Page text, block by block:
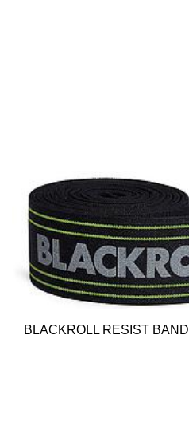
BLACKROLL RESIST BAND